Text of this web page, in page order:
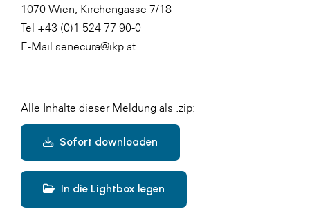
1070 Wien, Kirchengasse 7/18
Tel +43 (0)1 524 77 90-0
E-Mail senecura@ikp.at
Alle Inhalte dieser Meldung als .zip:
Sofort downloaden
In die Lightbox legen